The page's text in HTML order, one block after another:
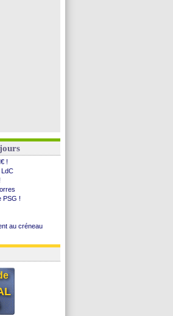
!
LdC
PSG !
au créneau